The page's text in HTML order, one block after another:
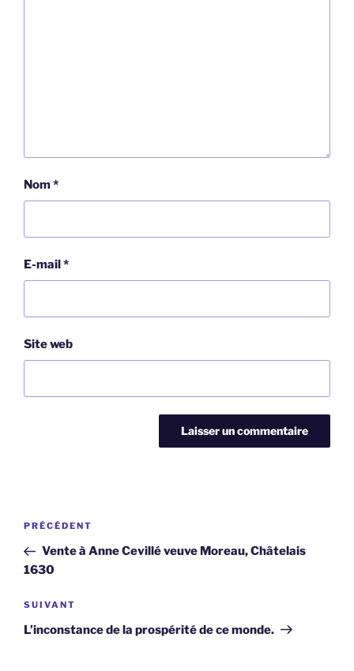
Nom*
E-mail*
Site web
Navigation
l’article
Article
précédent
PRÉCÉDENT
Vente à Anne Cevillé veuve Moreau, Châtelais
1630
Article
suivant
SUIVANT
L’inconstance de la prospérité de ce monde.